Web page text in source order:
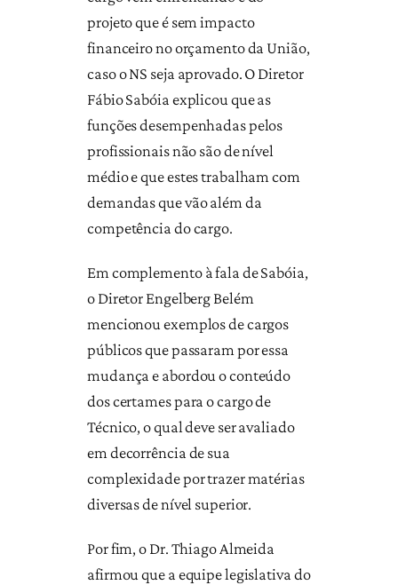
projeto que é sem impacto
financeiro no orçamento da União,
caso o NS seja aprovado. O Diretor
Fábio Sabóia explicou que as
funções desempenhadas pelos
profissionais não são de nível
médio e que estes trabalham com
demandas que vão além da
competência do cargo.
Em complemento à fala de Sabóia,
o Diretor Engelberg Belém
mencionou exemplos de cargos
públicos que passaram por essa
mudança e abordou o conteúdo
dos certames para o cargo de
Técnico, o qual deve ser avaliado
em decorrência de sua
complexidade por trazer matérias
diversas de nível superior.
Por fim, o Dr. Thiago Almeida
afirmou que a equipe legislativa do